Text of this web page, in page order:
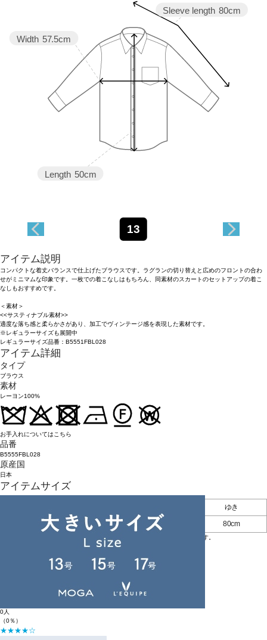
Sleeve length 80cm
Length 50cm
Width 57.5cm
13
アイテム説明
コンパクトな着丈バランスで仕上げたブラウスです。ラグランの切り替えと広めのフロントの合わ
せがミニマムな印象です。一枚での着こなしはもちろん、同素材のスカートのセットアップの着こ
なしもおすすめです。
＜素材＞
<<サスティナブル素材>>
適度な落ち感と柔らかさがあり、加工でヴィンテージ感を表現した素材です。
※レギュラーサイズも展開中
レギュラーサイズ品番：B5551FBL028
アイテム詳細
タイプ
ブラウス
素材
レーヨン100%
お手入れについてはこちら
品番
B5555FBL028
原産国
日本
アイテムサイズ
ゆき
50cm 57.5cm 80cm
※BIGI ONLINE STOREの商品は、独自の採寸方法により採寸をしております。
サイズガイド をご覧ください。
0人
（0％）
★★★★☆